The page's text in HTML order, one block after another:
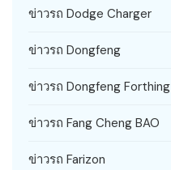
ข่าวรถ Dodge Charger
ข่าวรถ Dongfeng
ข่าวรถ Dongfeng Forthing
ข่าวรถ Fang Cheng BAO
ข่าวรถ Farizon